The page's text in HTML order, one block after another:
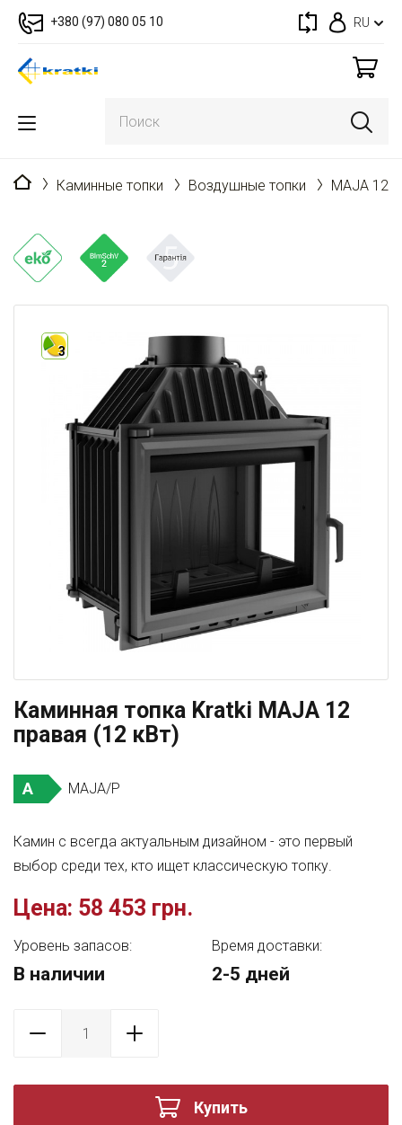
+380 (97) 080 05 10 RU
Главная
Каминные топки Воздушные топки MAJA 12
3
Каминная топка Kratki MAJA 12
правая (12 кВт)
A MAJA/P
Камин с всегда актуальным дизайном - это первый
выбор среди тех, кто ищет классическую топку.
Цена: 58 453 грн.
Уровень запасов:
В наличии
Время доставки:
2-5 дней
Купить